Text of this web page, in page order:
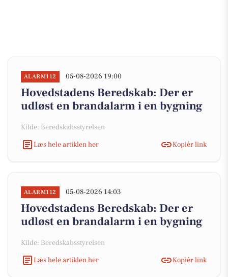
ALARM112 05-08-2026 19:00
Hovedstadens Beredskab: Der er
udløst en brandalarm i en bygning
Kilde: Beredskabsstyrelsen
Læs hele artiklen her
Kopiér link
ALARM112 05-08-2026 14:03
Hovedstadens Beredskab: Der er
udløst en brandalarm i en bygning
Kilde: Beredskabsstyrelsen
Læs hele artiklen her
Kopiér link